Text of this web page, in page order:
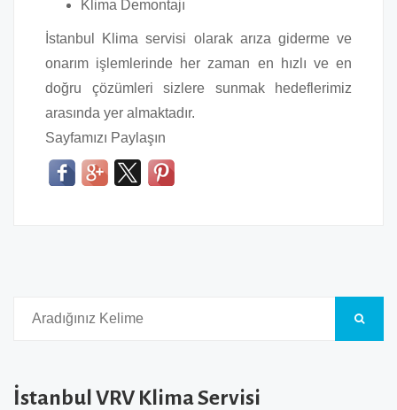
Klima Demontajı
İstanbul Klima servisi olarak arıza giderme ve
onarım işlemlerinde her zaman en hızlı ve en
doğru çözümleri sizlere sunmak hedeflerimiz
arasında yer almaktadır.
Sayfamızı Paylaşın
İstanbul VRV Klima Servisi